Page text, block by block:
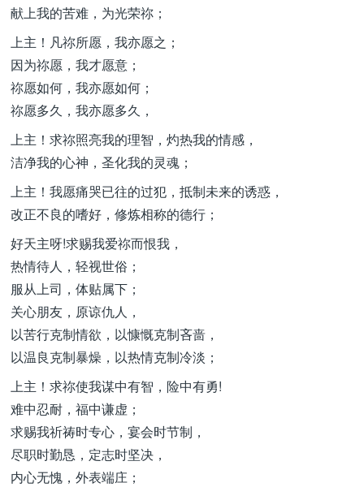
献上我的苦难，为光荣祢；
上主！凡祢所愿，我亦愿之；
因为祢愿，我才愿意；
祢愿如何，我亦愿如何；
祢愿多久，我亦愿多久，
上主！求祢照亮我的理智，灼热我的情感，
洁净我的心神，圣化我的灵魂；
上主！我愿痛哭已往的过犯，抵制未来的诱惑，
改正不良的嗜好，修炼相称的德行；
好天主呀!求赐我爱祢而恨我，
热情待人，轻视世俗；
服从上司，体贴属下；
关心朋友，原谅仇人，
以苦行克制情欲，以慷慨克制吝啬，
以温良克制暴燥，以热情克制冷淡；
上主！求祢使我谋中有智，险中有勇!
难中忍耐，福中谦虚；
求赐我祈祷时专心，宴会时节制，
尽职时勤恳，定志时坚决，
内心无愧，外表端庄；